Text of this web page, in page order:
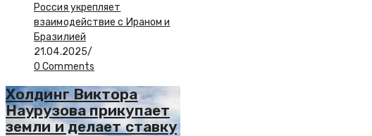
Россия укрепляет
взаимодействие с Ираном и
Бразилией
21.04.2025/
0 Comments
Холдинг Виктора
Наурузова прикупает
земли и делает ставку